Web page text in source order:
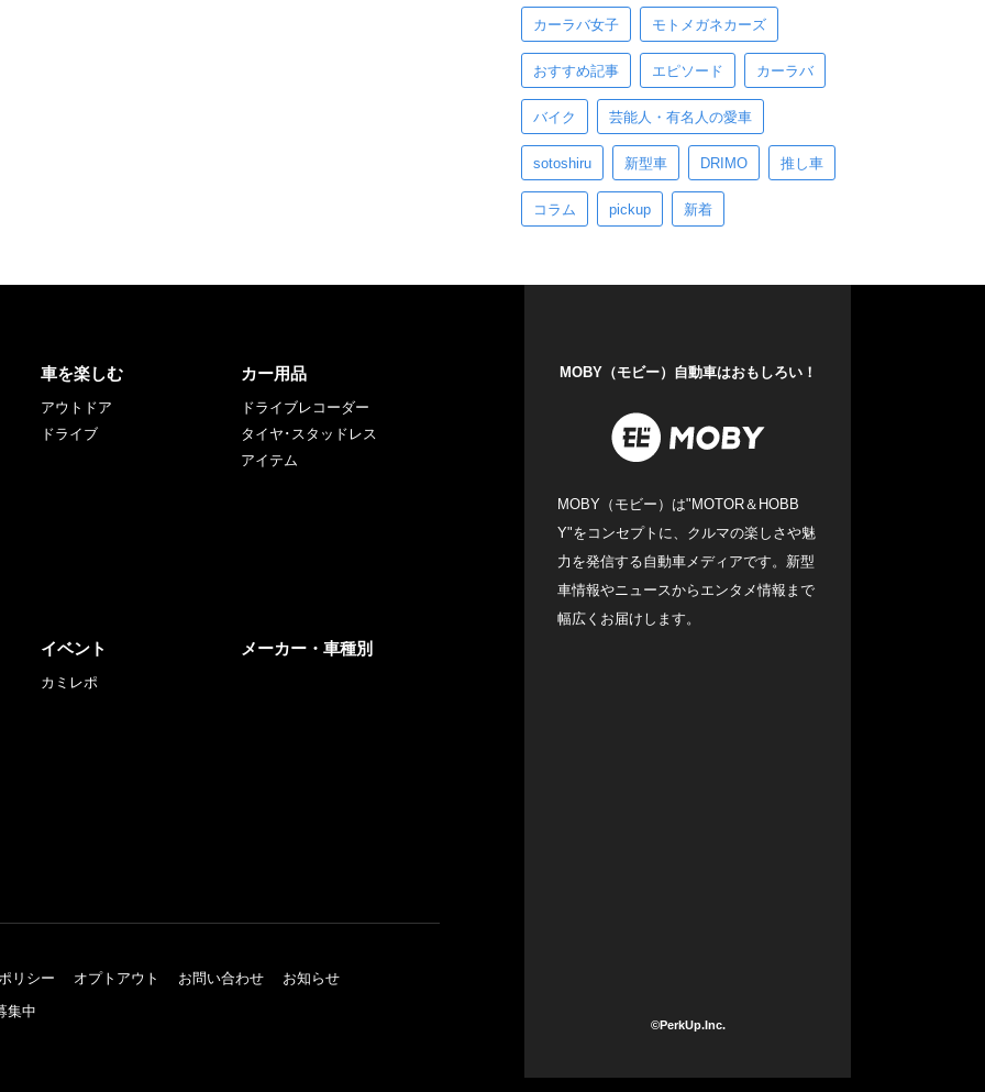
カーラバ女子 モトメガネカーズ
おすすめ記事 エピソード カーラバ
バイク 芸能人・有名人の愛車
sotoshiru 新型車 DRIMO 推し車
コラム pickup 新着
車を楽しむ
アウトドア
ドライブ
カー用品
ドライブレコーダー
タイヤ･スタッドレス
アイテム
イベント
カミレポ
メーカー・車種別
リシー オプトアウト お問い合わせ
お知らせ
集中
MOBY（モビー）自動車はおもしろい！
MOBY（モビー）は"MOTOR＆HOBB
Y"をコンセプトに、クルマの楽しさや魅
力を発信する自動車メディアです。新型
車情報やニュースからエンタメ情報まで
幅広くお届けします。
©PerkUp.Inc.